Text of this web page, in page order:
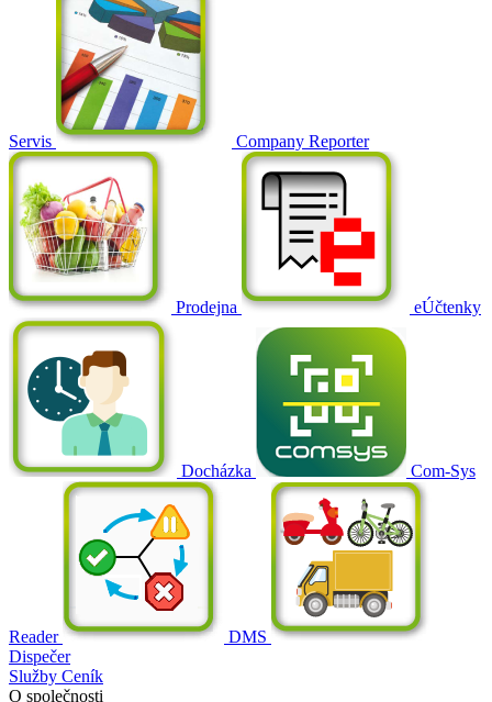
Servis Company Reporter
Prodejna eÚčtenky
Docházka Com-Sys
Reader
DMS
Dispečer
Služby Ceník
O společnosti